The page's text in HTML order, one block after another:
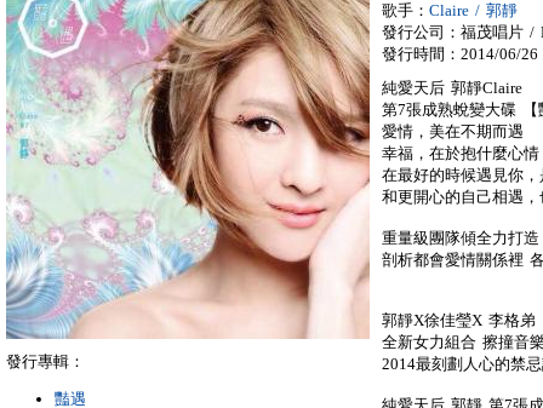
歌手： Claire / 郭靜
發行公司：福茂唱片 /
發行時間：2014/06/26
純愛天后 郭靜Claire
第7張成熟蛻變大碟
愛情，美在不期而遇
幸福，在於抱什麼心情
在最好的時候遇見你，
和更開心的自己相遇
重量級團隊傾全力打
剖析都會愛情關係裡
郭靜X徐佳瑩X 李格弟
全新女力組合 擦撞音
2014最刻劃人心的禁
發行專輯：
豔遇